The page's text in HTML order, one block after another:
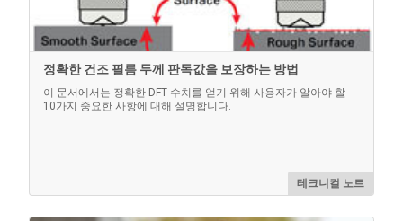
정확한 건조 필름 두께 판독값을 보장하는 방법
이 문서에서는 정확한 DFT 수치를 얻기 위해 사용자가 알아야 할
10가지 중요한 사항에 대해 설명합니다.
테크니컬 노트